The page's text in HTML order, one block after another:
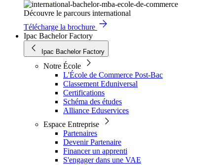
Découvre le parcours international
Télécharge la brochure
Ipac Bachelor Factory
Ipac Bachelor Factory
Notre École
L'École de Commerce Post-Bac
Classement Eduniversal
Certifications
Schéma des études
Alliance Eduservices
Espace Entreprise
Partenaires
Devenir Partenaire
Financer un apprenti
S'engager dans une VAE